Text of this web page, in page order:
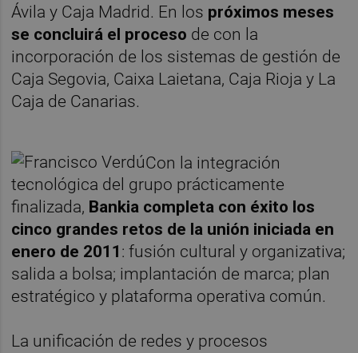
Ávila y Caja Madrid. En los próximos meses
se concluirá el proceso de con la
incorporación de los sistemas de gestión de
Caja Segovia, Caixa Laietana, Caja Rioja y La
Caja de Canarias.
Con la integración
tecnológica del grupo prácticamente
finalizada, Bankia completa con éxito los
cinco grandes retos de la unión iniciada en
enero de 2011 : fusión cultural y organizativa;
salida a bolsa; implantación de marca; plan
estratégico y plataforma operativa común.
La unificación de redes y procesos